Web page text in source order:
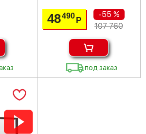
48490 Р
-55 %
107 760
под заказ